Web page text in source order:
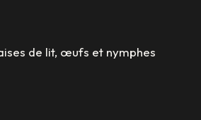
de lit, œufs et nymphes